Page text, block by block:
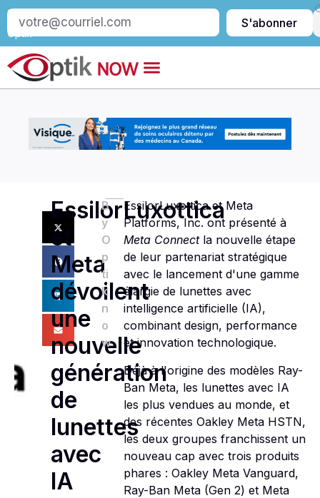
S’abonner
Optik
S'abonner
EssilorLuxottica
et
Meta
dévoilent
une
nouvelle
génération
de
lunettes
avec
IA
B
y
O
p
ti
k
n
o
w
EssilorLuxottica et Meta
Platforms, Inc. ont présenté à
Meta Connectla nouvelle étape
de leur partenariat stratégique
avec le lancement d'une gamme
élargie de lunettes avec
intelligence artificielle (IA),
combinant design, performance
et innovation technologique.
Déjà à l'origine des modèles Ray-
Ban Meta, les lunettes avec IA
les plus vendues au monde, et
des récentes Oakley Meta HSTN,
les deux groupes franchissent un
nouveau cap avec trois produits
phares : Oakley Meta Vanguard,
Ray-Ban Meta (Gen 2) et Meta